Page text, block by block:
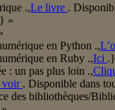
.,Le livre .
»
en Python .,
en Ruby .,Ici
: un pas plus loin .,
voir . Disponible dans
des bibliothèques/